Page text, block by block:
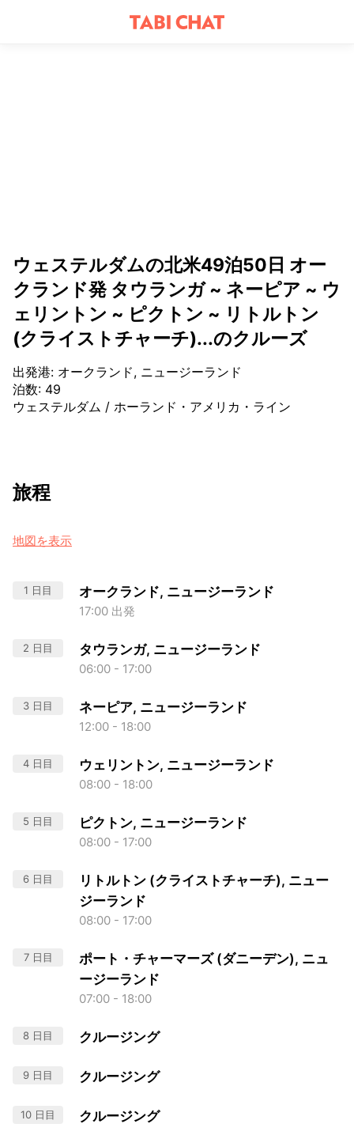
ウェステルダムの北米49泊50日 オー
クランド発 タウランガ ~ ネーピア ~ ウ
ェリントン ~ ピクトン ~ リトルトン
(クライストチャーチ)...のクルーズ
出発港: オークランド, ニュージーランド
泊数: 49
ウェステルダム / ホーランド・アメリカ・ライン
旅程
地図を表示
1 日目 オークランド, ニュージーランド
17:00 出発
2 日目 タウランガ, ニュージーランド
06:00 - 17:00
3 日目 ネーピア, ニュージーランド
12:00 - 18:00
4 日目 ウェリントン, ニュージーランド
08:00 - 18:00
5 日目 ピクトン, ニュージーランド
08:00 - 17:00
6 日目
リトルトン (クライストチャーチ), ニュー
ジーランド
08:00 - 17:00
7 日目
ポート・チャーマーズ (ダニーデン), ニュ
ージーランド
07:00 - 18:00
8 日目 クルージング
9 日目 クルージング
10 日目 クルージング